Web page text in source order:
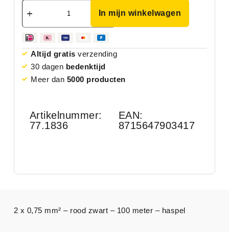
In mijn winkelwagen
Altijd gratis verzending
30 dagen bedenktijd
Meer dan 5000 producten
Artikelnummer:
77.1836
EAN:
8715647903417
2 x 0,75 mm² – rood zwart – 100 meter – haspel